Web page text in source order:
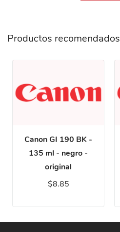
Productos recomendados
Canon GI 190 BK -
135 ml - negro -
original
$8.85